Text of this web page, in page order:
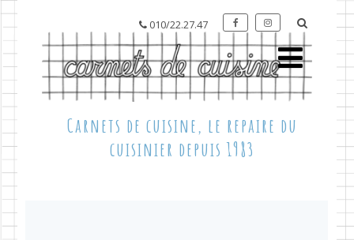
010/22.27.47
Carnets de cuisine, le repaire du
cuisinier depuis 1983